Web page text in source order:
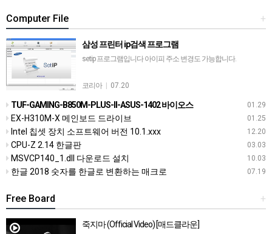
+
Computer File
삼성 프린터 ip검색 프로그램
setip 프로그램입니다 아이피 주소 변경도 가능합니다.
코리아 07.20
01.29
TUF-GAMING-B850M-PLUS-II-ASUS-1402 바이오스
01.25
EX-H310M-X 메인보드 드라이브
12.20
Intel 칩셋 장치 소프트웨어 버전 10.1.xxx
03.03
CPU-Z 2.14 한글판
10.03
MSVCP140_1.dll 다운로드 설치
07.19
한글 2018 숫자를 한글로 변환하는 매크로
+
Free Board
죽지마 (Official Video) [매드클라운]